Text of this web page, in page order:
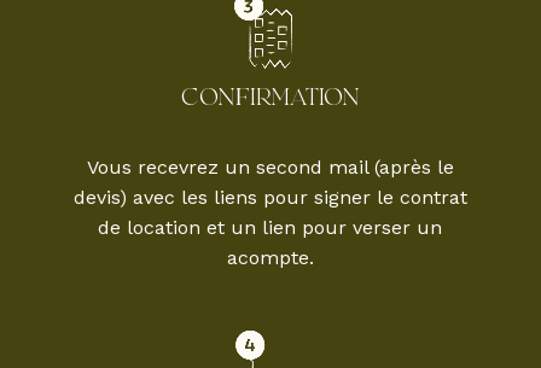
CONFIRMATION
Vous recevrez un second mail (après le
devis) avec les liens pour signer le contrat
de location et un lien pour verser un
acompte.